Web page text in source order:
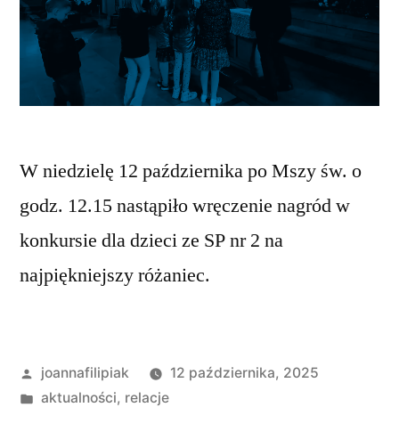
W niedzielę 12 października po Mszy św. o
godz. 12.15 nastąpiło wręczenie nagród w
konkursie dla dzieci ze SP nr 2 na
najpiękniejszy różaniec.
Opublikowane
przez
joannafilipiak
12 października, 2025
Opublikowano
aktualności, relacje